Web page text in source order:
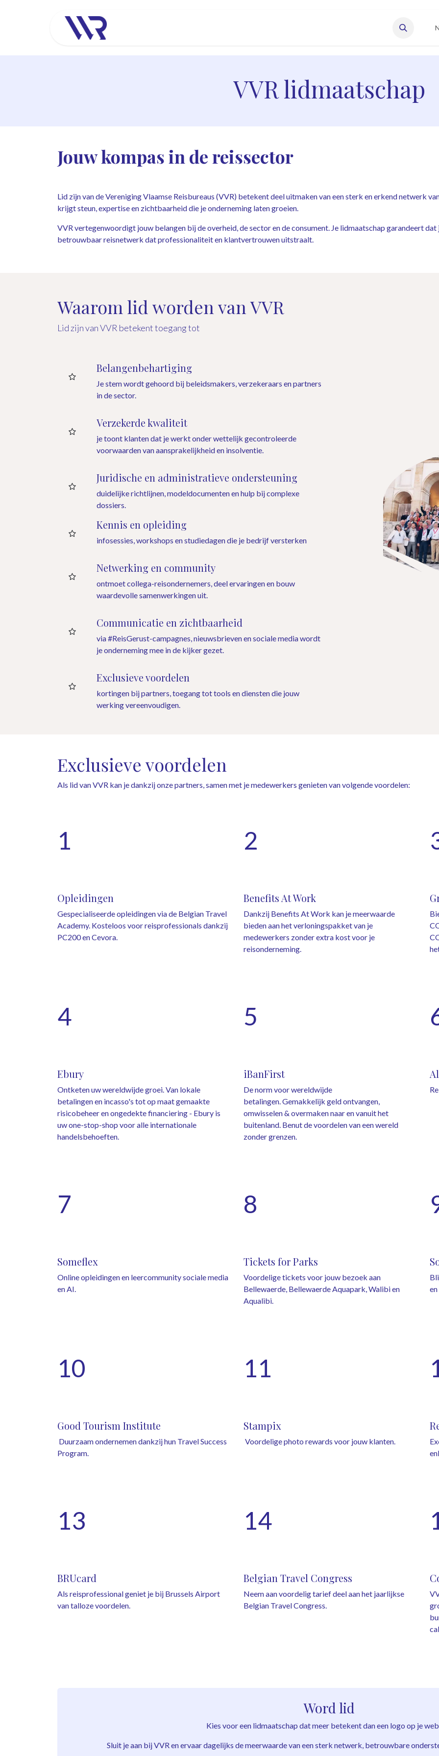
Onze leden
VVR lidmaatschap
Jouw kompas in de reissector
Lid zijn van de Vereniging Vlaamse Reisbureaus (VVR) betekent deel uitmaken van een sterk en erkend netwerk
krijgt steun, expertise en zichtbaarheid die je onderneming laten groeien.
VVR vertegenwoordigt jouw belangen bij de overheid, de sector en de consument. Je lidmaatschap garandeert
betrouwbaar reisnetwerk dat professionaliteit en klantvertrouwen uitstraalt.
Waarom lid worden van VVR
Lid zijn van VVR betekent toegang tot
Belangenbehartiging
Je stem wordt gehoord bij beleidsmakers, verzekeraars en partners
in de sector.
Verzekerde kwaliteit
je toont klanten dat je werkt onder wettelijk gecontroleerde
voorwaarden van aansprakelijkheid en insolventie.
Juridische en administratieve ondersteuning
duidelijke richtlijnen, modeldocumenten en hulp bij complexe
dossiers.
Kennis en opleiding
infosessies, workshops en studiedagen die je bedrijf versterken
Netwerking en community
ontmoet collega-reisondernemers, deel ervaringen en bouw
waardevolle samenwerkingen uit.
Communicatie en zichtbaarheid
via #ReisGerust-campagnes, nieuwsbrieven en sociale media wordt
je onderneming mee in de kijker gezet.
Exclusieve voordelen
kortingen bij partners, toegang tot tools en diensten die jouw
werking vereenvoudigen.
Exclusieve voordelen
Als lid van VVR kan je dankzij onze partners, samen met je medewerkers genieten van volgende voordelen:
1
Opleidingen
Gespecialiseerde opleidingen via de Belgian Travel
Academy. Kosteloos voor reisprofessionals dankzij
PC200 en Cevora.
2
Benefits At Work
Dankzij Benefits At Work kan je meerwaarde
bieden aan het verloningspakket van je
medewerkers zonder extra kost voor je
reisonderneming.
4
Ebury
Ontketen uw wereldwijde groei. Van lokale
betalingen en incasso's tot op maat gemaakte
risicobeheer en ongedekte financiering - Ebury is
uw one-stop-shop voor alle internationale
handelsbehoeften.
5
iBanFirst
De norm voor wereldwijde
betalingen. Gemakkelijk geld ontvangen,
omwisselen & overmaken naar en vanuit het
buitenland. Benut de voordelen van een wereld
zonder grenzen.
7
Someflex
Online opleidingen en leercommunity sociale media
en AI.
8
Tickets for Parks
Voordelige tickets voor jouw bezoek aan
Bellewaerde, Bellewaerde Aquapark, Walibi en
Aqualibi.
10
Good Tourism Institute
Duurzaam ondernemen dankzij hun Travel Success
Program.
11
Stampix
Voordelige photo rewards voor jouw klanten.
13
BRUcard
Als reisprofessional geniet je bij Brussels Airport
van talloze voordelen.
14
Belgian Travel Congress
Neem aan voordelig tarief deel aan het jaarlijkse
Belgian Travel Congress.
Word lid
Kies voor een lidmaatschap dat meer betekent dan een logo op je
Sluit je aan bij VVR en ervaar dagelijks de meerwaarde van een sterk netwerk, betrouwbare